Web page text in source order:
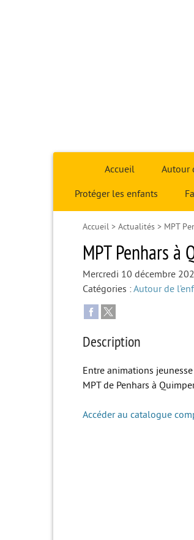
Infoparent29
Accueil Autour
Protéger les enfants
Accueil > Actualités > MPT
MPT Penhars
Mercredi 10 décembre
Catégories :Autour de
Description
Entre animations
MPT de Penhars à
Accéder au catalogue